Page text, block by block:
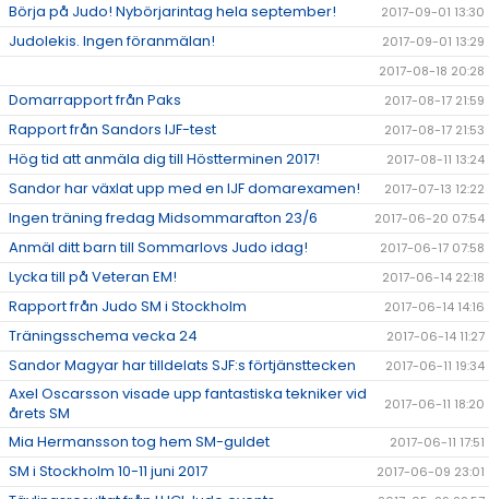
Börja på Judo! Nybörjarintag hela september! 2017-09-01 13:30
Judolekis. Ingen föranmälan!
2017-09-01 13:29
2017-08-18 20:28
Domarrapport från Paks 2017-08-17 21:59
Rapport från Sandors IJF-test 2017-08-17 21:53
Hög tid att anmäla dig till Höstterminen 2017! 2017-08-11 13:24
Sandor har växlat upp med en IJF domarexamen! 2017-07-13 12:22
Ingen träning fredag Midsommarafton 23/6 2017-06-20 07:54
Anmäl ditt barn till Sommarlovs Judo idag! 2017-06-17 07:58
Lycka till på Veteran EM! 2017-06-14 22:18
Rapport från Judo SM i Stockholm 2017-06-14 14:16
Träningsschema vecka 24 2017-06-14 11:27
Sandor Magyar har tilldelats SJF:s förtjänsttecken 2017-06-11 19:34
Axel Oscarsson visade upp fantastiska tekniker vid
årets SM
2017-06-11 18:20
Mia Hermansson tog hem SM-guldet 2017-06-11 17:51
SM i Stockholm 10-11 juni 2017 2017-06-09 23:01